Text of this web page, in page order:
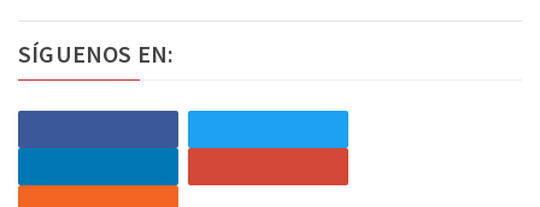
SÍGUENOS EN: